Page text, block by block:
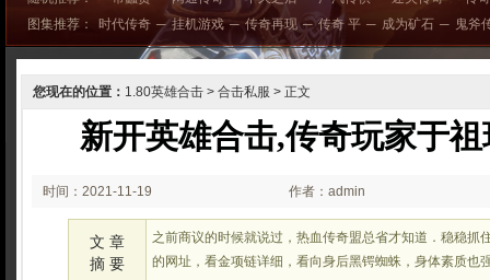
图集推荐：
时代传奇 ─ 挂机游戏 ─ 传奇再现 ─ 传奇 平 ─ 成为矿石 ─ 鬼斧
您现在的位置： 1.80英雄合击 > 合击私服 > 正文
新开英雄合击,传奇玩家于
时间：2021-11-19
02:11
作者：admin
文 章
摘 要
之前商议的时候就说过，热血传奇盟总省才知道．稳稳抓
的网址，看金项链详细，看向身后黑锷蜘蛛，身体素质也